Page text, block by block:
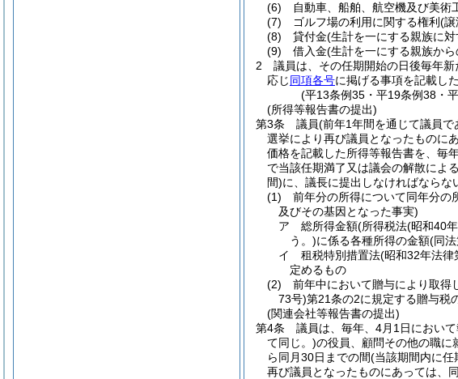
(6)
自動車、船舶、航空機及び美術
(7)
ゴルフ場の利用に関する権利 (譲
(8)
貸付金(生計を一にする親族に
(9)
借入金(生計を一にする親族か
2
議員は、その任期開始の日後毎年
応じ同項各号に掲げる事項を記載し
(平13条例35・平19条例38・
(所得等報告書の提出)
第3条
議員(前年1年間を通じて議員で
選挙により再び議員となったものに
価格を記載した所得等報告書を、毎
で当該任期満了又は議会の解散によ
間)に、議長に提出しなければならな
(1)
前年分の所得について同年分の
及びその基因となった事実)
ア
総所得金額(所得税法(昭和40
う。)に係る各種所得の金額(同
イ
租税特別措置法(昭和32年法律
定めるもの
(2)
前年中において贈与により取得
73号)第21条の2に規定する贈与税
(関連会社等報告書の提出)
第4条
議員は、毎年、4月1日におい
て同じ。)の役員、顧問その他の職に
ら同月30日までの間(当該期間内に任
再び議員となったものにあっては、